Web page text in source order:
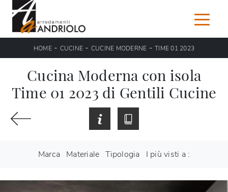
HOME- CUCINE - CUCINE MODERNE -TIME 01 2023
Cucina Moderna con isola
Time 01 2023 di Gentili Cucine
Marca Materiale Tipologia I più visti a :